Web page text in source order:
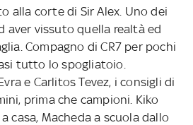
alla corte di Sir Alex. Uno dei
aver vissuto quella realtà ed
Compagno di CR7 per pochi
tutto lo spogliatoio.
e Carlitos Tevez, i consigli di
prima che campioni. Kiko
casa, Macheda a scuola dallo